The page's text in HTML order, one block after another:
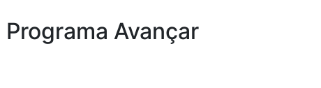
Programa Avançar